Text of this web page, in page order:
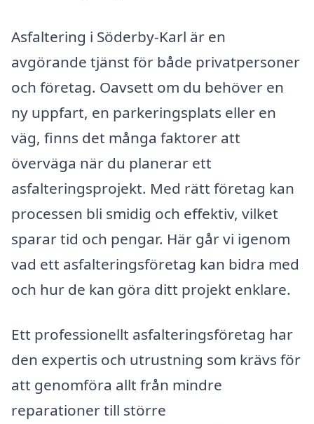
Asfaltering i Söderby-Karl är en
avgörande tjänst för både privatpersoner
och företag. Oavsett om du behöver en
ny uppfart, en parkeringsplats eller en
väg, finns det många faktorer att
överväga när du planerar ett
asfalteringsprojekt. Med rätt företag kan
processen bli smidig och effektiv, vilket
sparar tid och pengar. Här går vi igenom
vad ett asfalteringsföretag kan bidra med
och hur de kan göra ditt projekt enklare.
Ett professionellt asfalteringsföretag har
den expertis och utrustning som krävs för
att genomföra allt från mindre
reparationer till större